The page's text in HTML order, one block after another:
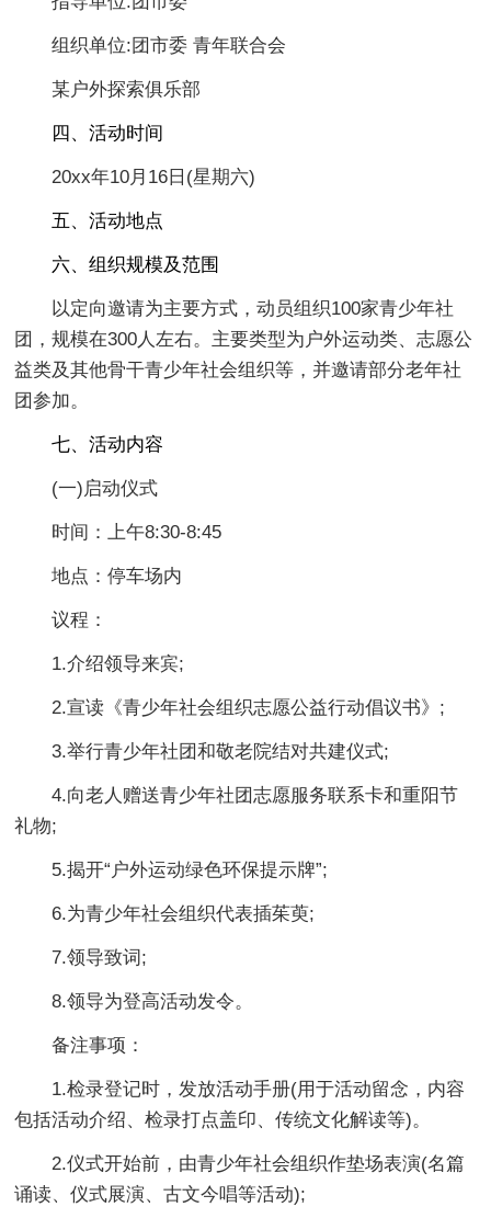
组织单位:团市委 青年联合会
某户外探索俱乐部
四、活动时间
20xx年10月16日(星期六)
五、活动地点
六、组织规模及范围
以定向邀请为主要方式，动员组织100家青少年社
团，规模在300人左右。主要类型为户外运动类、志愿公
益类及其他骨干青少年社会组织等，并邀请部分老年社
团参加。
七、活动内容
(一)启动仪式
时间：上午8:30-8:45
地点：停车场内
议程：
1.介绍领导来宾;
2.宣读《青少年社会组织志愿公益行动倡议书》;
3.举行青少年社团和敬老院结对共建仪式;
4.向老人赠送青少年社团志愿服务联系卡和重阳节
礼物;
5.揭开“户外运动绿色环保提示牌”;
6.为青少年社会组织代表插茱萸;
7.领导致词;
8.领导为登高活动发令。
备注事项：
1.检录登记时，发放活动手册(用于活动留念，内容
包括活动介绍、检录打点盖印、传统文化解读等)。
2.仪式开始前，由青少年社会组织作垫场表演(名篇
诵读、仪式展演、古文今唱等活动);